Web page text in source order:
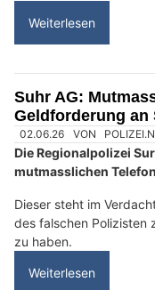
Weiterlesen
Suhr AG:
Geldforderung an
02.06.26 VON
Die Regionalpolizei
mutmasslichen
Dieser steht im
des falschen Polizisten
zu haben.
Weiterlesen